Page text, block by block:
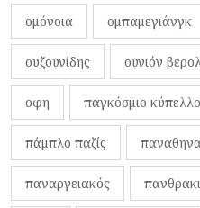
ομόνοια ομπαμεγιάνγκ
ουζουνίδης ουνιόν
οφη παγκόσμιο κύπελλο
πάμπλο παζίς
παναργειακός